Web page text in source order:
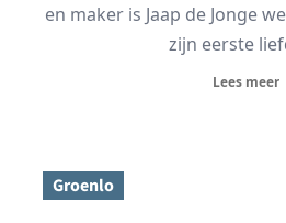
en maker is Jaap de Jonge
zijn eerste
Lees meer
Groenlo